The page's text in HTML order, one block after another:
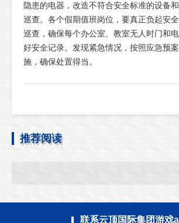
隐患的电器，改造不符合安全标准的设备
巡查。各个假期值班岗位，要真正负起安
巡查，确保每个办公室、教室无人时门和
好安全记录。发现紧急情况，按照应急预
施，确保处置得当。
推荐阅读
联系云顶国际集团游戏